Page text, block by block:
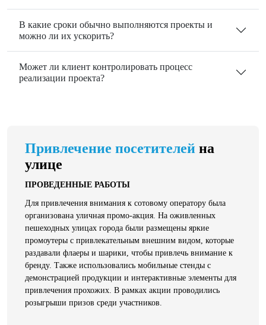
В какие сроки обычно выполняются проекты и
можно ли их ускорить?
Может ли клиент контролировать процесс
реализации проекта?
Привлечение посетителей на
улице
ПРОВЕДЕННЫЕ РАБОТЫ
Для привлечения внимания к сотовому оператору была
организована уличная промо-акция. На оживленных
пешеходных улицах города были размещены яркие
промоутеры с привлекательным внешним видом, которые
раздавали флаеры и шарики, чтобы привлечь внимание к
бренду. Также использовались мобильные стенды с
демонстрацией продукции и интерактивные элементы для
привлечения прохожих. В рамках акции проводились
розыгрыши призов среди участников.